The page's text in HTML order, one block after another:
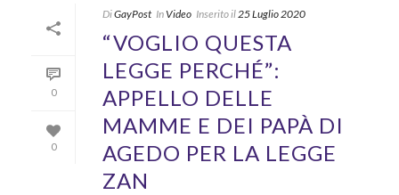
0
0
DiGayPost InVideo Inserito il25 Luglio 2020
“VOGLIO QUESTA
LEGGE PERCHÉ”:
APPELLO DELLE
MAMME E DEI PAPÀ DI
AGEDO PER LA LEGGE
ZAN